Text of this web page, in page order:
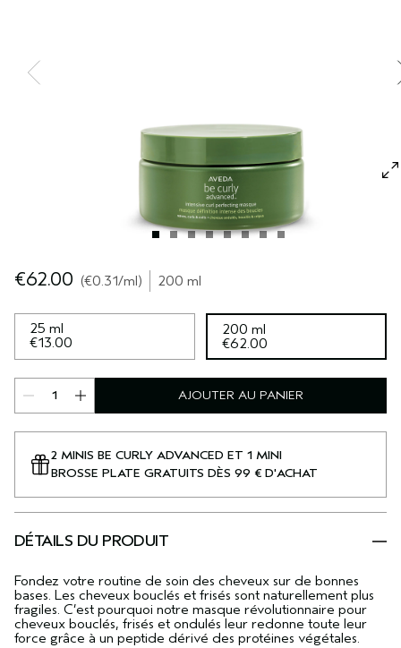
TOUTES LES COLLECTIONS
€62.00 €0.31/ml 200 ml
25 ml
€13.00
200 ml
€62.00
AJOUTER AU PANIER
2 MINIS BE CURLY ADVANCED ET 1 MINI
BROSSE PLATE GRATUITS DÈS 99 € D'ACHAT
DÉTAILS DU PRODUIT
Fondez votre routine de soin des cheveux sur de bonnes
bases. Les cheveux bouclés et frisés sont naturellement plus
fragiles. C’est pourquoi notre masque révolutionnaire pour
cheveux bouclés, frisés et ondulés leur redonne toute leur
force grâce à un peptide dérivé des protéines végétales.